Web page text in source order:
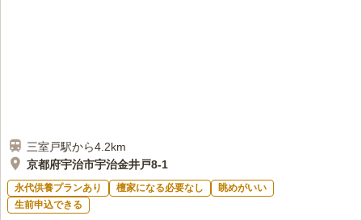
三室戸駅から4.2km
京都府宇治市宇治金井戸8-1
永代供養プランあり 檀家になる必要なし
眺めがいい
生前申込できる